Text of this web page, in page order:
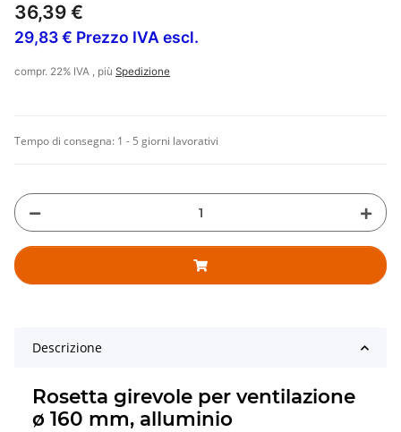
36,39 €
29,83 € Prezzo IVA escl.
compr. 22% IVA , più Spedizione
Tempo di consegna: 1 - 5 giorni lavorativi
Descrizione
Rosetta girevole per ventilazione
ø 160 mm, alluminio